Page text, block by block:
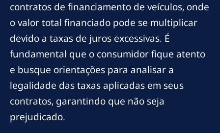
contratos de financiamento de veículos, onde
o valor total financiado pode se multiplicar
devido a taxas de juros excessivas. É
fundamental que o consumidor fique atento
e busque orientações para analisar a
legalidade das taxas aplicadas em seus
contratos, garantindo que não seja
prejudicado.